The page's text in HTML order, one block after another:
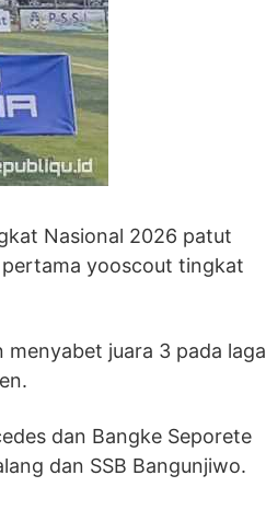
Nasional 2026 patut
pertama yooscout tingkat
juara 3 pada laga
dan Bangke Seporete
dan SSB Bangunjiwo.